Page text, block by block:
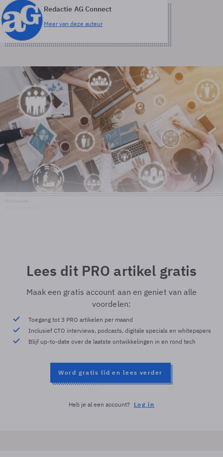
Redactie AG Connect
Meer van deze auteur
Lees dit PRO artikel gratis
Maak een gratis account aan en geniet van alle
voordelen:
Toegang tot 3 PRO artikelen per maand
Inclusief CTO interviews, podcasts, digitale specials en whitepapers
Blijf up-to-date over de laatste ontwikkelingen in en rond tech
Word gratis lid en lees verder
Heb je al een account? Log in